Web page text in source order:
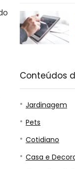
Conteúdos
Jardinagem
Pets
Cotidiano
Casa e